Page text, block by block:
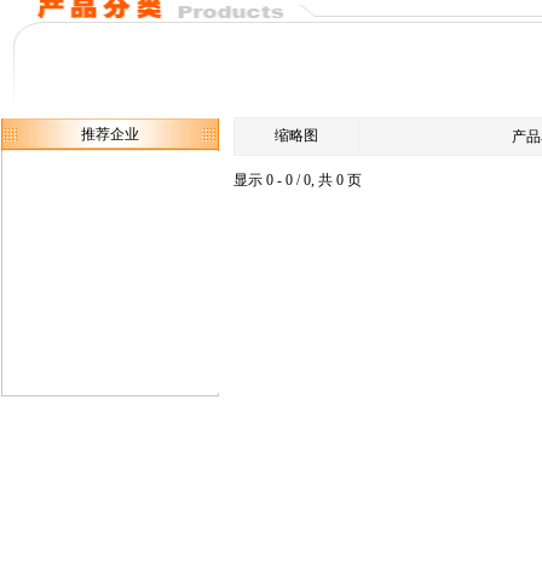
推荐企业 缩略图 产
显示 0 - 0 / 0, 共 0 页